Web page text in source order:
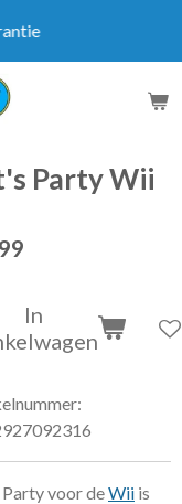
Party Wii
In
voor deWii is